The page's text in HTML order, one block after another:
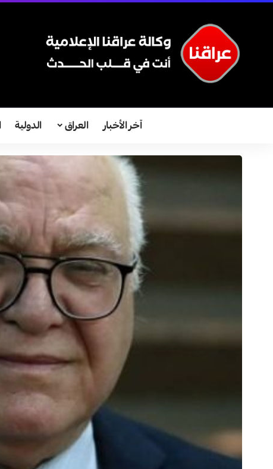
آخر الأخبار العراق الدولية